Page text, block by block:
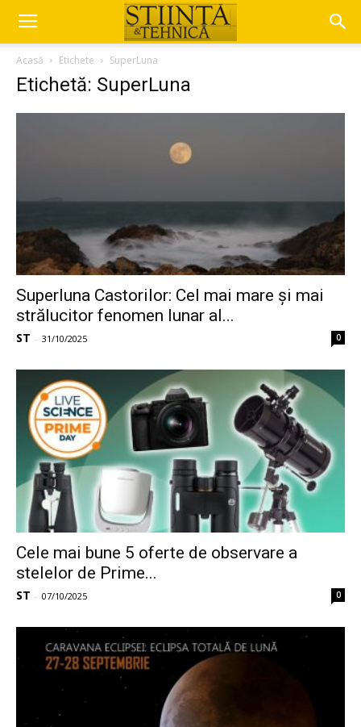
Acasă Etichete SuperLuna
Etichetă: SuperLuna
Superluna Castorilor: Cel mai mare și mai
strălucitor fenomen lunar al...
ST - 31/10/2025 0
Cele mai bune 5 oferte de observare a
stelelor de Prime...
ST - 07/10/2025 0